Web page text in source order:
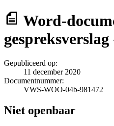
Word-
Gepubliceerd op:
11 december 2020
Documentnummer:
VWS-WOO-04b-981472
Niet openbaar